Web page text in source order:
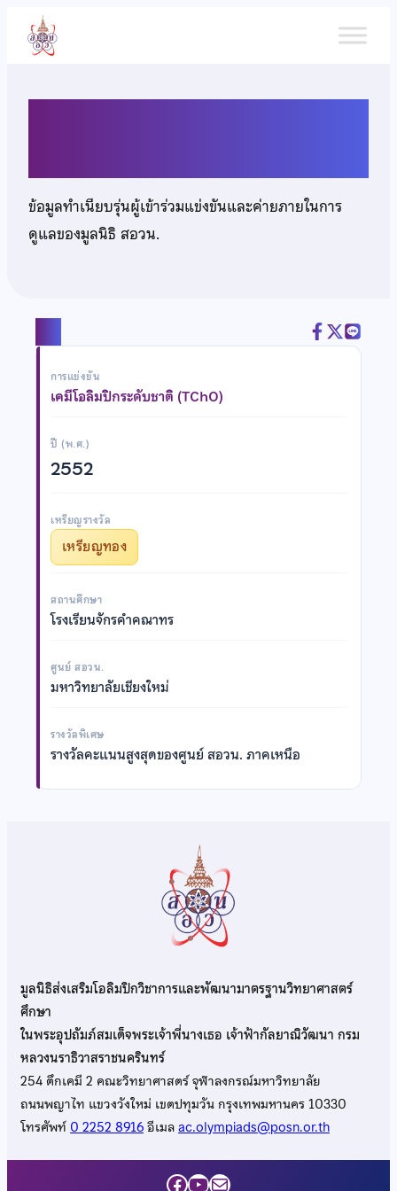
เนื้อหา
ข้อมูลทำเนียบรุ่นผู้เข้าร่วมแข่งขันและค่ายภายในการ
ดูแลของมูลนิธิ สอวน.
การแข่งขัน
เคมีโอลิมปิกระดับชาติ (TChO)
ปี (พ.ศ.)
2552
เหรียญรางวัล
เหรียญทอง
สถานศึกษา
โรงเรียนจักรคำคณาทร
ศูนย์ สอวน.
มหาวิทยาลัยเชียงใหม่
รางวัลพิเศษ
รางวัลคะแนนสูงสุดของศูนย์ สอวน. ภาคเหนือ
มูลนิธิส่งเสริมโอลิมปิกวิชาการและพัฒนามาตรฐานวิทยาศาสตร์
ศึกษา
ในพระอุปถัมภ์สมเด็จพระเจ้าพี่นางเธอ เจ้าฟ้ากัลยาณิวัฒนา กรม
หลวงนราธิวาสราชนครินทร์
254 ตึกเคมี 2 คณะวิทยาศาสตร์ จุฬาลงกรณ์มหาวิทยาลัย
ถนนพญาไท แขวงวังใหม่ เขตปทุมวัน กรุงเทพมหานคร 10330
โทรศัพท์0 2252 8916อีเมลac.olympiads@posn.or.th
Facebook
YouTube
Mail